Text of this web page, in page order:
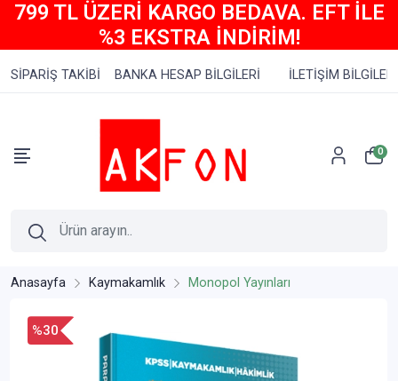
799 TL ÜZERİ KARGO BEDAVA. EFT İLE
%3 EKSTRA İNDİRİM!
SİPARİŞ TAKİBİ BANKA HESAP BİLGİLERİ İLETİŞİM BİLGİLERİ
0
Anasayfa Kaymakamlık Monopol Yayınları
%30